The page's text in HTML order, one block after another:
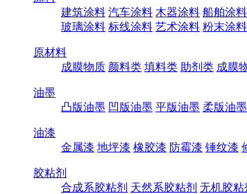
建筑涂料 汽车涂料 木器涂料 船舶涂料
玻璃涂料 标线涂料 艺术涂料 粉末涂料
原材料
成膜物质 颜料类 填料类 助剂类 成膜
油墨
凸版油墨 凹版油墨 平版油墨 柔版油墨
油漆
金属漆 地坪漆 橡胶漆 防霉漆 锤纹漆
胶粘剂
合成系胶粘剂 天然系胶粘剂 无机胶粘